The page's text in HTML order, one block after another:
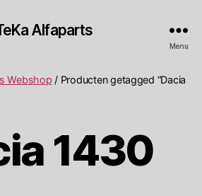
Alfaparts
Menu
Webshop / Producten getagged “Dacia
1430